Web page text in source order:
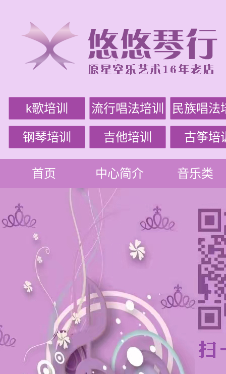
k歌培训 流行唱法培训 民族唱法
钢琴培训 吉他培训 古筝培
首页 中心简介 音乐类